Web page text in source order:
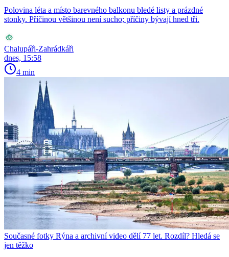
Polovina léta a místo barevného balkonu bledé listy a prázdné
stonky. Příčinou většinou není sucho; příčiny bývají hned tři.
Chalupáři-Zahrádkáři
dnes, 15:58
4 min
Současné fotky Rýna a archivní video dělí 77 let. Rozdíl? Hledá se
jen těžko